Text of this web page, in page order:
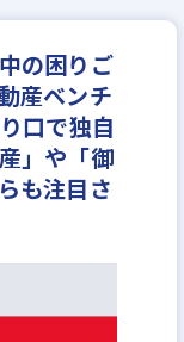
の困りご
産ベンチ
口で独自
」や「御
も注目さ